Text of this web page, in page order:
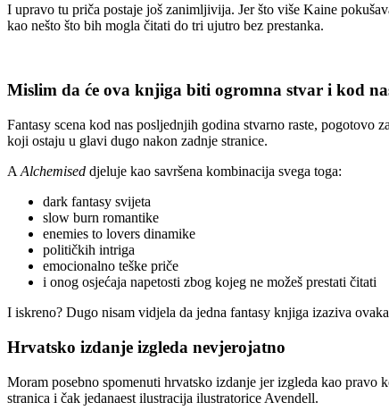
I upravo tu priča postaje još zanimljivija. Jer što više Kaine
kao nešto što bih mogla čitati do tri ujutro bez prestanka.
Mislim da će ova knjiga biti ogromna stvar i kod
Fantasy scena kod nas posljednjih godina stvarno raste,
koji ostaju u glavi dugo nakon zadnje stranice.
A Alchemised djeluje kao savršena kombinacija svega toga:
dark fantasy svijeta
slow burn romantike
enemies to lovers dinamike
političkih intriga
emocionalno teške priče
i onog osjećaja napetosti zbog kojeg ne možeš prestati čitati
I iskreno? Dugo nisam vidjela da jedna fantasy knjiga izaziva
Hrvatsko izdanje izgleda nevjerojatno
Moram posebno spomenuti hrvatsko izdanje jer izgleda kao pravo
stranica i čak jedanaest ilustracija ilustratorice Avendell.